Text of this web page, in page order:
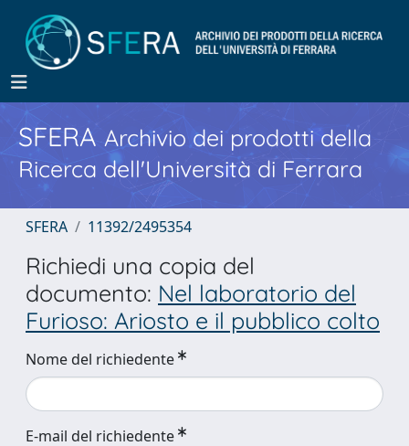
SFERA Archivio dei prodotti della
Ricerca dell'Università di Ferrara
SFERA 11392/2495354
Richiedi una copia del
documento: Nel laboratorio del
Furioso: Ariosto e il pubblico colto
Nome del richiedente
E-mail del richiedente